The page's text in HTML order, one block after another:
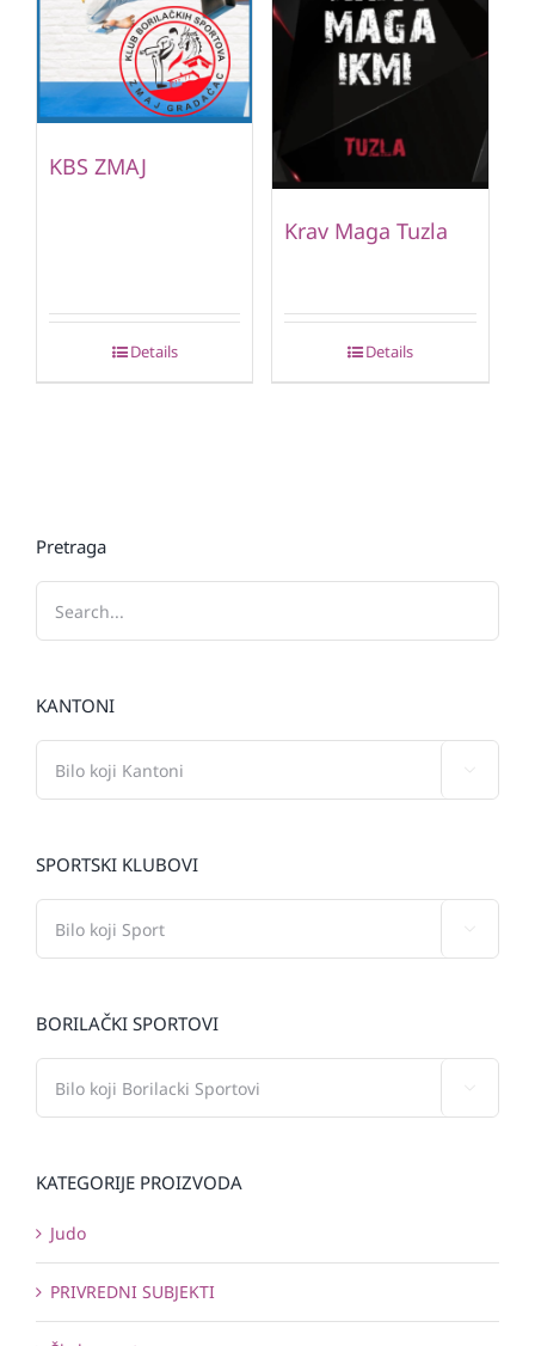
KBS ZMAJ
Details
Krav Maga Tuzla
Details
Pretraga
KANTONI
SPORTSKI KLUBOVI
BORILAČKI SPORTOVI
KATEGORIJE PROIZVODA
Judo
PRIVREDNI SUBJEKTI